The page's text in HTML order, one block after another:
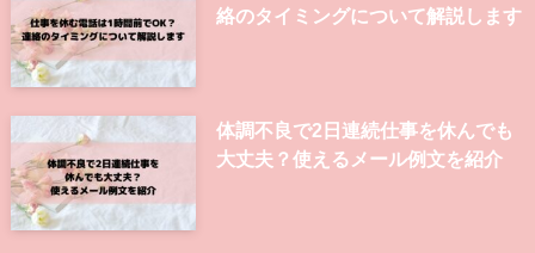
絡のタイミングについて解説します
体調不良で2日連続仕事を休んでも
大丈夫？使えるメール例文を紹介